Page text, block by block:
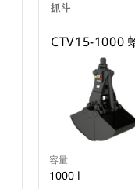
抓斗
CTV15-1000
容量
1000 l